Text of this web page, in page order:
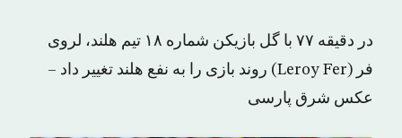
در دقیقه ۷۷ با گل بازیکن شماره ۱۸ تیم هلند، لروی
فر (Leroy Fer) روند بازی را به نفع هلند تغییر داد –
عکس شرق پارسی